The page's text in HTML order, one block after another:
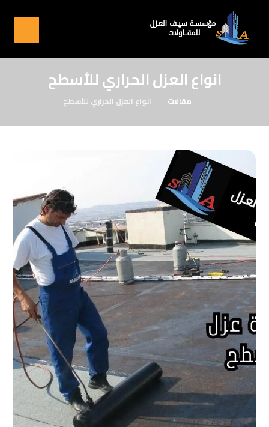
انواع العزل الحراري للأسطح
مقالات انواع العزل الحراري للأسطح